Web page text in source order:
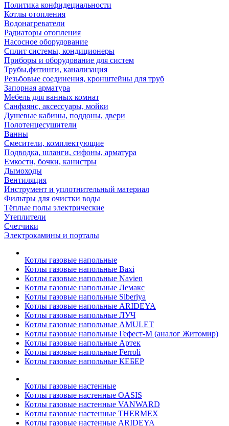
Политика конфидециальности
Котлы отопления
Водонагреватели
Радиаторы отопления
Насосное оборудование
Сплит системы, кондиционеры
Приборы и оборудование для систем
Трубы,фитинги, канализация
Резьбовые соединения, кронштейны для труб
Запорная арматура
Мебель для ванных комнат
Санфаянс, аксессуары, мойки
Душевые кабины, поддоны, двери
Полотенцесушители
Ванны
Смесители, комплектующие
Подводка, шланги, сифоны, арматура
Емкости, бочки, канистры
Дымоходы
Вентиляция
Инструмент и уплотнительный материал
Фильтры для очистки воды
Тёплые полы электрические
Утеплители
Счетчики
Электрокамины и порталы
Котлы газовые напольные
Котлы газовые напольные Baxi
Котлы газовые напольные Navien
Котлы газовые напольные Лемакс
Котлы газовые напольные Siberiya
Котлы газовые напольные ARIDEYA
Котлы газовые напольные ЛУЧ
Котлы газовые напольные AMULET
Котлы газовые напольные Гефест-М (аналог Житомир)
Котлы газовые напольные Артек
Котлы газовые напольные Ferroli
Котлы газовые напольные КЕБЕР
Котлы газовые настенные
Котлы газовые настенные OASIS
Котлы газовые настенные VANWARD
Котлы газовые настенные THERMEX
Котлы газовые настенные ARIDEYA